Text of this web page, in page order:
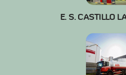
E. S. CASTILLO